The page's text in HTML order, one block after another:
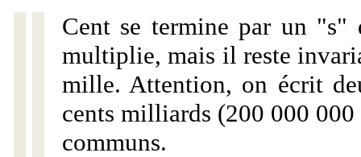
Cent se termine par un "s"
multiplie, mais il reste
mille. Attention, on écrit
cents milliards (200 000
communs.